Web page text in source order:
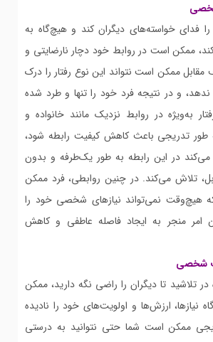
را فدای خواسته‌های دیگران کند و هیچ‌گاه به
ممکن است در روابط خود دچار نارضایتی و
ممکن است نتواند این نوع رفتار را درک
و در نتیجه فرد خود را تنها و طرد شده
به‌ویژه در روابط نزدیک مانند خانواده و
طور تدریجی باعث کاهش کیفیت رابطه شود،
در این رابطه به طور یک‌طرفه و بدون
تلاش می‌کند. در چنین روابطی، فرد ممکن
نمی‌تواند نیازهای شخصی خود را
امر منجر به ایجاد فاصله عاطفی و کاهش
شخصی
تلاشید تا دیگران را راضی نگه دارید، ممکن
نیازها، ارزش‌ها و اولویت‌های خود را نادیده
ممکن است شما حتی نتوانید به درستی